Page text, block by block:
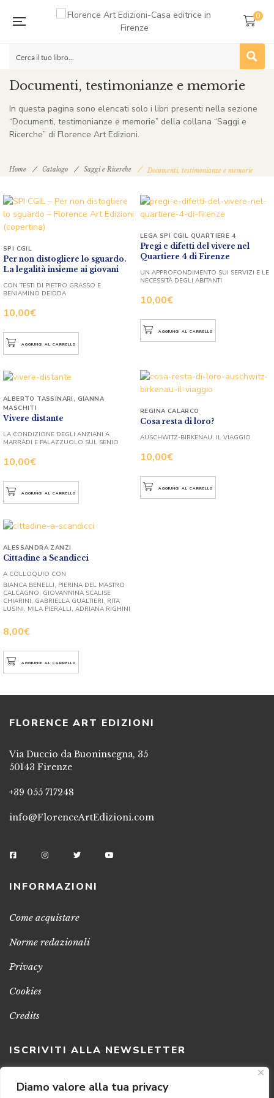
Diamo valore alla tua privacy
0
Documenti, testimonianze e memorie
In questa pagina sono elencati solo i libri presenti nella sezione
“Documenti, testimonianze e memorie” della collana “Saggi e
Ricerche” di Florence Art Edizioni.
Home Catalogo Saggi e Ricerche Documenti, testimonianze e memorie
Per non distogliere lo sguardo.
La legalità insieme ai giovani
10,00€
SPI CGIL
CON TESTI DI PIETRO GRASSO E
BENIAMINO DEIDDA
AGGIUNGI AL CARRELLO
Pregi e difetti del vivere nel
Quartiere 4 di Firenze
10,00€
LEGA SPI CGIL QUARTIERE 4
UN APPROFONDIMENTO SUI SERVIZI E LE
NECESSITÀ DEGLI ABITANTI
AGGIUNGI AL CARRELLO
Vivere distante
10,00€
ALBERTO TASSINARI, GIANNA
MASCHITI
LA CONDIZIONE DEGLI ANZIANI A
MARRADI E PALAZZUOLO SUL SENIO
AGGIUNGI AL CARRELLO
Cosa resta di loro?
10,00€
REGINA CALARCO
AUSCHWITZ-BIRKENAU. IL VIAGGIO
AGGIUNGI AL CARRELLO
Cittadine a Scandicci
8,00€
ALESSANDRA ZANZI
A COLLOQUIO CON
BIANCA BENELLI, PIERINA DEL MASTRO
CALCAGNO, GIOVANNINA SCALISE
CHIARINI, GABRIELLA GUALTIERI, RITA
LUSINI, MILA PIERALLI, ADRIANA RIGHINI
AGGIUNGI AL CARRELLO
FLORENCE ART EDIZIONI
Via Duccio da Buoninsegna, 35
50143 Firenze
+39 055 717248
info@FlorenceArtEdizioni.com
INFORMAZIONI
Come acquistare
Norme redazionali
Privacy
Cookies
Credits
ISCRIVITI ALLA NEWSLETTER
Clicca sul pulsante per ricevere le nostre ultime novità,
notizie e promozioni